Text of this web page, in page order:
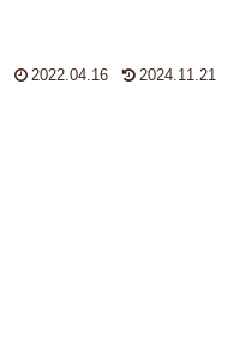
2022.04.16 2024.11.21